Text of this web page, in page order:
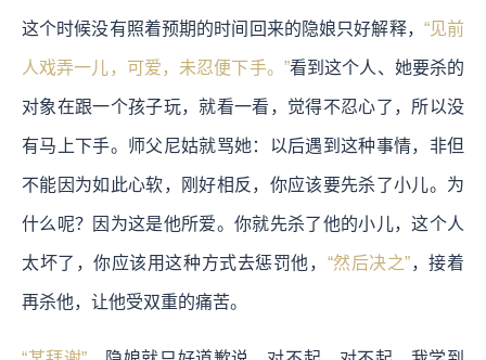
这个时候没有照着预期的时间回来的隐娘只好解释， “见前
人戏弄一儿，可爱，未忍便下手。”看到这个人、她要杀的
对象在跟一个孩子玩，就看一看，觉得不忍心了，所以没
有马上下手。师父尼姑就骂她：以后遇到这种事情，非但
不能因为如此心软，刚好相反，你应该要先杀了小儿。为
什么呢？因为这是他所爱。你就先杀了他的小儿，这个人
太坏了，你应该用这种方式去惩罚他， “然后决之”，接着
再杀他，让他受双重的痛苦。